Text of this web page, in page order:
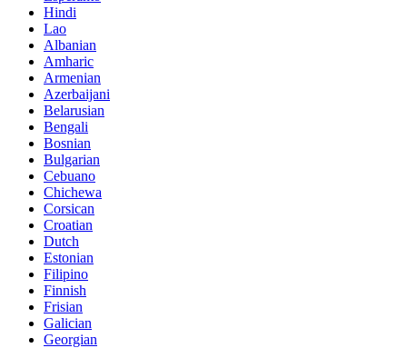
Hindi
Lao
Albanian
Amharic
Armenian
Azerbaijani
Belarusian
Bengali
Bosnian
Bulgarian
Cebuano
Chichewa
Corsican
Croatian
Dutch
Estonian
Filipino
Finnish
Frisian
Galician
Georgian